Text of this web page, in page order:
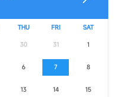
THU FRI SAT
30 31 1
6 7 8
13 14 15